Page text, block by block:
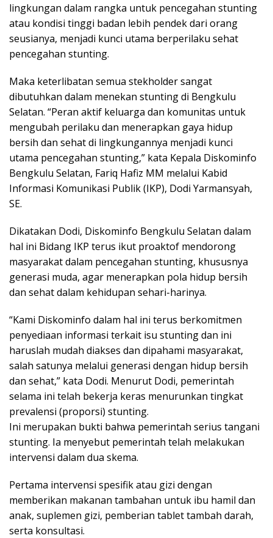
lingkungan dalam rangka untuk pencegahan stunting
atau kondisi tinggi badan lebih pendek dari orang
seusianya, menjadi kunci utama berperilaku sehat
pencegahan stunting.
Maka keterlibatan semua stekholder sangat
dibutuhkan dalam menekan stunting di Bengkulu
Selatan. “Peran aktif keluarga dan komunitas untuk
mengubah perilaku dan menerapkan gaya hidup
bersih dan sehat di lingkungannya menjadi kunci
utama pencegahan stunting,” kata Kepala Diskominfo
Bengkulu Selatan, Fariq Hafiz MM melalui Kabid
Informasi Komunikasi Publik (IKP), Dodi Yarmansyah,
SE.
Dikatakan Dodi, Diskominfo Bengkulu Selatan dalam
hal ini Bidang IKP terus ikut proaktof mendorong
masyarakat dalam pencegahan stunting, khususnya
generasi muda, agar menerapkan pola hidup bersih
dan sehat dalam kehidupan sehari-harinya.
“Kami Diskominfo dalam hal ini terus berkomitmen
penyediaan informasi terkait isu stunting dan ini
haruslah mudah diakses dan dipahami masyarakat,
salah satunya melalui generasi dengan hidup bersih
dan sehat,” kata Dodi. Menurut Dodi, pemerintah
selama ini telah bekerja keras menurunkan tingkat
prevalensi (proporsi) stunting.
Ini merupakan bukti bahwa pemerintah serius tangani
stunting. Ia menyebut pemerintah telah melakukan
intervensi dalam dua skema.
Pertama intervensi spesifik atau gizi dengan
memberikan makanan tambahan untuk ibu hamil dan
anak, suplemen gizi, pemberian tablet tambah darah,
serta konsultasi.